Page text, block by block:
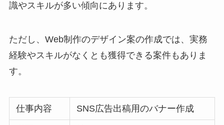
識やスキルが多い傾向にあります。
ただし、Web制作のデザイン案の作成では、実務
経験やスキルがなくとも獲得できる案件もありま
す。
仕事内容 SNS広告出稿用のバナー作成